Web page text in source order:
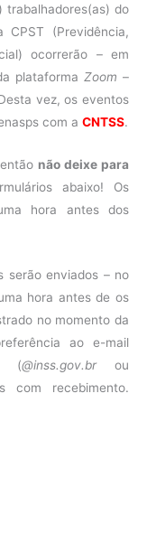
trabalhadores(as) do
(Previdência,
ocorrerão – em
plataforma Zoom –
vez, os eventos
com a CNTSS.
não deixe para
abaixo! Os
hora antes dos
serão enviados – no
hora antes de os
no momento da
ao e-mail
(@inss.gov.brou
com recebimento.